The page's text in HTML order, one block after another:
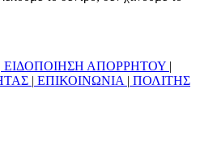
ΕΙΔΟΠΟΙΗΣΗ ΑΠΟΡΡΗΤΟΥ |
| ΕΠΙΚΟΙΝΩΝΙΑ | ΠΟΛΙΤΗΣ